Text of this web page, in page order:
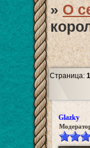
»О
Страница:1
Glazky